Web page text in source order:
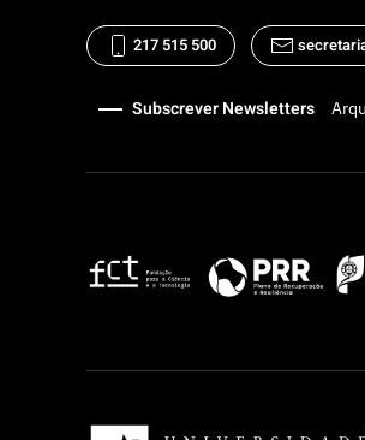
217 515 500
Subscrever Newsletters